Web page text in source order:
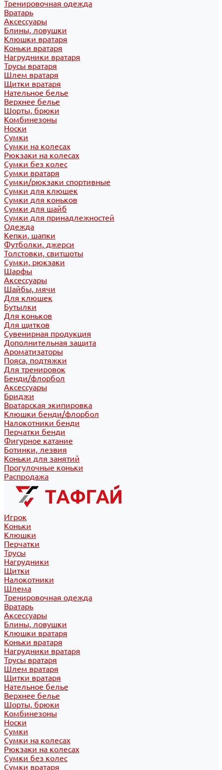
Тренировочная одежда
Вратарь
Аксессуары
Блины, ловушки
Клюшки вратаря
Коньки вратаря
Нагрудники вратаря
Трусы вратаря
Шлем вратаря
Щитки вратаря
Нательное белье
Верхнее белье
Шорты, брюки
Комбинезоны
Носки
Сумки
Сумки на колесах
Рюкзаки на колесах
Сумки без колес
Сумки вратаря
Сумки/рюкзаки спортивные
Сумки для клюшек
Сумки для коньков
Сумки для шайб
Сумки для принадлежностей
Одежда
Кепки, шапки
Футболки, джерси
Толстовки, свитшоты
Сумки, рюкзаки
Шарфы
Аксессуары
Шайбы, мячи
Для клюшек
Бутылки
Для коньков
Для щитков
Сувенирная продукция
Дополнительная защита
Ароматизаторы
Пояса, подтяжки
Для тренировок
Бенди/флорбол
Аксессуары
Бриджи
Вратарская экипировка
Клюшки бенди/флорбол
Налокотники бенди
Перчатки бенди
Фигурное катание
Ботинки, лезвия
Коньки для занятий
Прогулочные коньки
Распродажа
Игрок
Коньки
Клюшки
Перчатки
Трусы
Нагрудники
Щитки
Налокотники
Шлема
Тренировочная одежда
Вратарь
Аксессуары
Блины, ловушки
Клюшки вратаря
Коньки вратаря
Нагрудники вратаря
Трусы вратаря
Шлем вратаря
Щитки вратаря
Нательное белье
Верхнее белье
Шорты, брюки
Комбинезоны
Носки
Сумки
Сумки на колесах
Рюкзаки на колесах
Сумки без колес
Сумки вратаря